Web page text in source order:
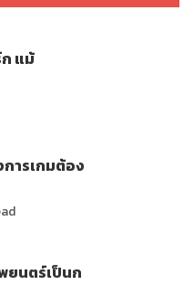
ก แม้
ารเกมต้อง
ยนตร์เป็นก